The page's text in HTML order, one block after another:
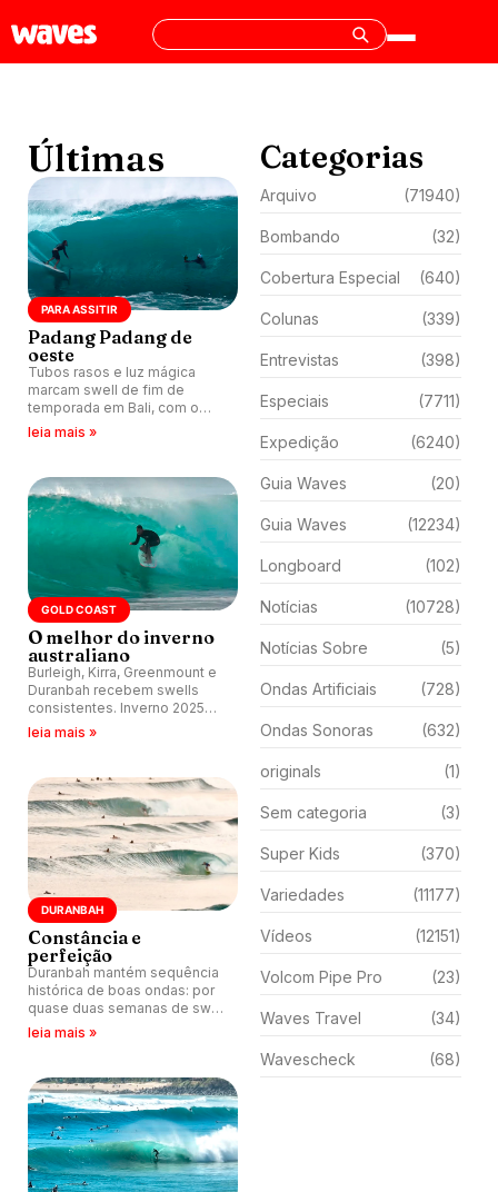
Últimas
PARA ASSITIR
Padang Padang de
oeste
Tubos rasos e luz mágica
marcam swell de fim de
temporada em Bali, com o
canal Surf Raw Files
leia mais »
GOLD COAST
O melhor do inverno
australiano
Burleigh, Kirra, Greenmount e
Duranbah recebem swells
consistentes. Inverno 2025
entrega tubos, manobras e
leia mais »
DURANBAH
Constância e
perfeição
Duranbah mantém sequência
histórica de boas ondas: por
quase duas semanas de swell
constante no inverno.
leia mais »
Categorias
Arquivo (71940)
Bombando (32)
Cobertura Especial (640)
Colunas (339)
Entrevistas (398)
Especiais (7711)
Expedição (6240)
Guia Waves (20)
Guia Waves (12234)
Longboard (102)
Notícias (10728)
Notícias Sobre (5)
Ondas Artificiais (728)
Ondas Sonoras (632)
originals (1)
Sem categoria (3)
Super Kids (370)
Variedades (11177)
Vídeos (12151)
Volcom Pipe Pro (23)
Waves Travel (34)
Wavescheck (68)